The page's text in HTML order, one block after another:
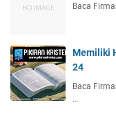
Baca
Memiliki
24
Baca
…